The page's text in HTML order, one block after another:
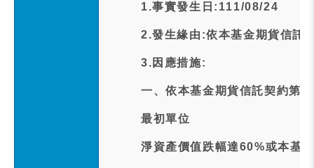
1.事實發生日:111/08/24
2.發生緣由:依本基金期貨信託
3.因應措施:
一、依本基金期貨信託契約第
最初單位
淨資產價值跌幅達60%或本基